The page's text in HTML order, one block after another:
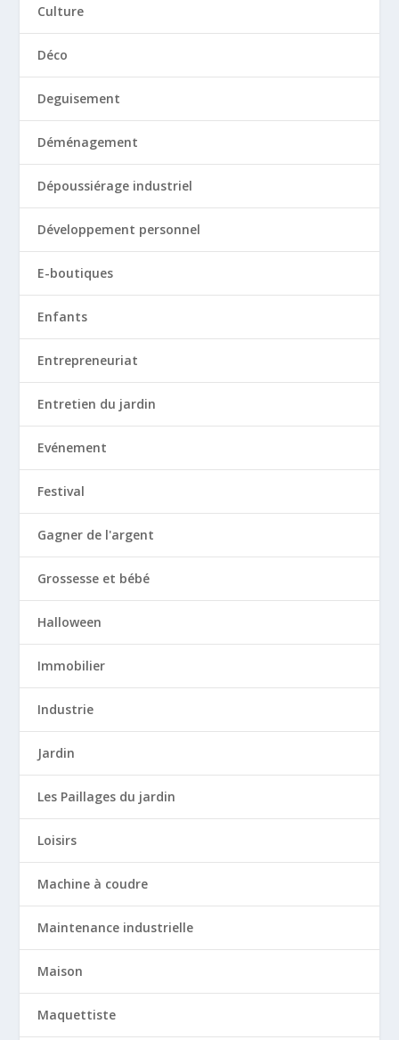
Culture
Déco
Deguisement
Déménagement
Dépoussiérage industriel
Développement personnel
E-boutiques
Enfants
Entrepreneuriat
Entretien du jardin
Evénement
Festival
Gagner de l'argent
Grossesse et bébé
Halloween
Immobilier
Industrie
Jardin
Les Paillages du jardin
Loisirs
Machine à coudre
Maintenance industrielle
Maison
Maquettiste